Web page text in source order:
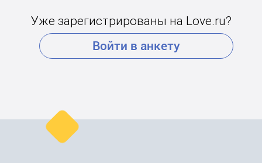
Уже зарегистрированы на Love.ru?
Войти в анкету